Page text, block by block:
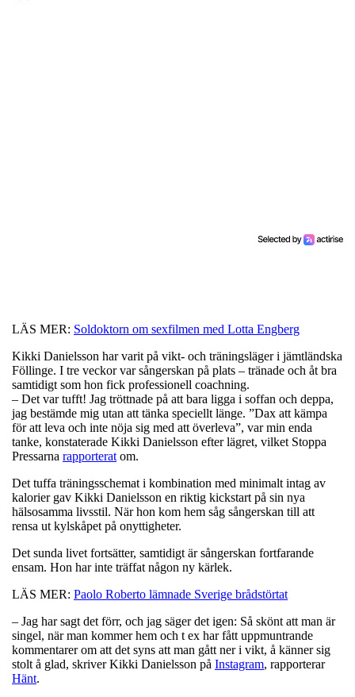
LÄS MER: Soldoktorn om sexfilmen med Lotta Engberg
Kikki Danielsson har varit på vikt- och träningsläger i jämtländska
Föllinge. I tre veckor var sångerskan på plats – tränade och åt bra
samtidigt som hon fick professionell coachning.
– Det var tufft! Jag tröttnade på att bara ligga i soffan och deppa,
jag bestämde mig utan att tänka speciellt länge. ”Dax att kämpa
för att leva och inte nöja sig med att överleva”, var min enda
tanke, konstaterade Kikki Danielsson efter lägret, vilket Stoppa
Pressarna rapporterat om.
Det tuffa träningsschemat i kombination med minimalt intag av
kalorier gav Kikki Danielsson en riktig kickstart på sin nya
hälsosamma livsstil. När hon kom hem såg sångerskan till att
rensa ut kylskåpet på onyttigheter.
Det sunda livet fortsätter, samtidigt är sångerskan fortfarande
ensam. Hon har inte träffat någon ny kärlek.
LÄS MER: Paolo Roberto lämnade Sverige brådstörtat
– Jag har sagt det förr, och jag säger det igen: Så skönt att man är
singel, när man kommer hem och t ex har fått uppmuntrande
kommentarer om att det syns att man gått ner i vikt, å känner sig
stolt å glad, skriver Kikki Danielsson på Instagram, rapporterar
Hänt.